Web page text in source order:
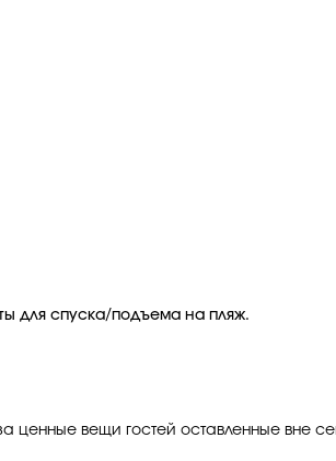
для спуска/подъема на пляж.
ценные вещи гостей оставленные